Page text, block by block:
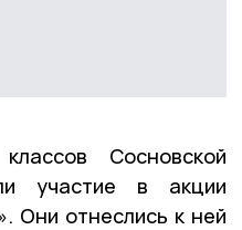
Сосновской
участие в акции
Они отнеслись к ней